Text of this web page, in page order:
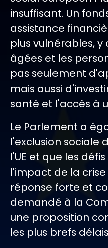
insuffisant. Un
assistance
plus vulnérables,
âgées et les
pas seulement
mais aussi
santé et l'accès à
Le Parlement a
l'exclusion sociale
l'UE et que les
l'impact de la
réponse forte et
demandé à la
une proposition
les plus brefs